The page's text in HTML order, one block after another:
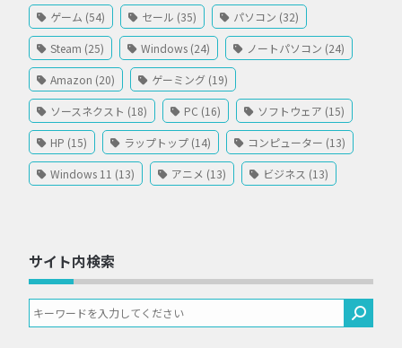
ゲーム (54) セール (35) パソコン (32)
Steam (25) Windows (24) ノートパソコン (24)
Amazon (20) ゲーミング (19)
ソースネクスト (18) PC (16) ソフトウェア (15)
HP (15) ラップトップ (14) コンピューター (13)
Windows 11 (13) アニメ (13) ビジネス (13)
サイト内検索